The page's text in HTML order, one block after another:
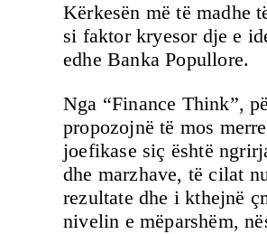
Kërkesën më të madhe
si faktor kryesor dje e
edhe Banka Popullore.
Nga “Finance Think”,
propozojnë të mos
joefikase siç është
dhe marzhave, të cilat
rezultate dhe i kthejnë
nivelin e mëparshëm,